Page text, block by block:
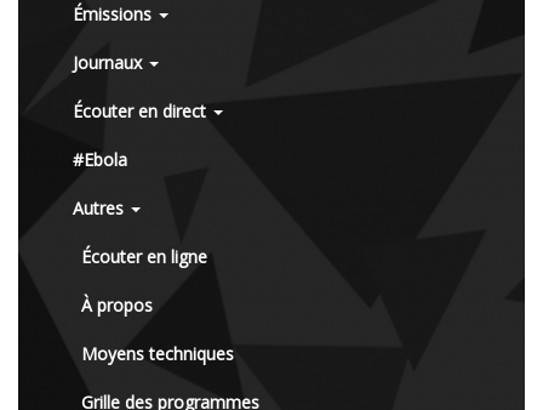
Émissions
Journaux
Écouter en direct
#Ebola
Autres
Écouter en ligne
À propos
Moyens techniques
Grille des programmes